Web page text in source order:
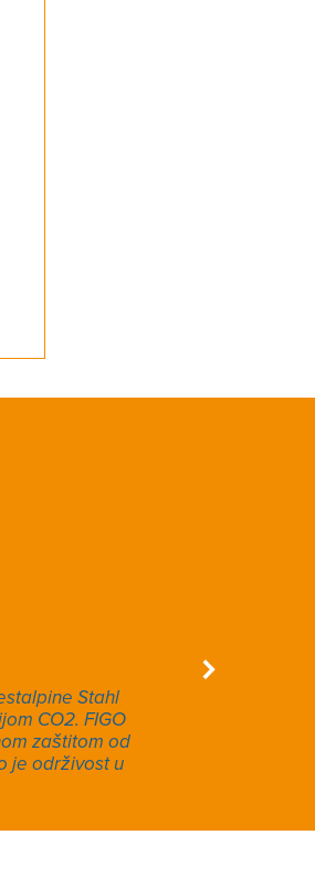
Stahl
CO2. FIGO
zaštitom od
je održivost u